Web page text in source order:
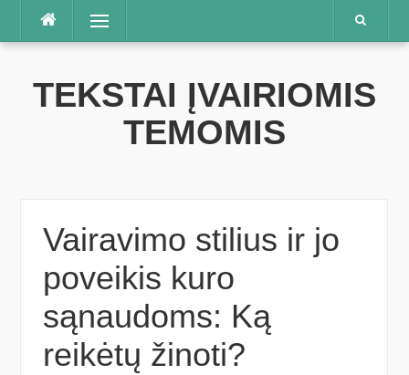
Praleisti
Meniu
TEKSTAI ĮVAIRIOMIS
TEMOMIS
Vairavimo stilius ir jo
poveikis kuro
sąnaudoms: Ką
reikėtų žinoti?